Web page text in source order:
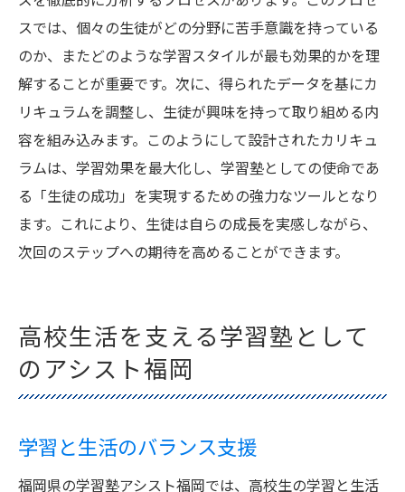
スでは、個々の生徒がどの分野に苦手意識を持っている
のか、またどのような学習スタイルが最も効果的かを理
解することが重要です。次に、得られたデータを基にカ
リキュラムを調整し、生徒が興味を持って取り組める内
容を組み込みます。このようにして設計されたカリキュ
ラムは、学習効果を最大化し、学習塾としての使命であ
る「生徒の成功」を実現するための強力なツールとなり
ます。これにより、生徒は自らの成長を実感しながら、
次回のステップへの期待を高めることができます。
高校生活を支える学習塾として
のアシスト福岡
学習と生活のバランス支援
福岡県の学習塾アシスト福岡では、高校生の学習と生活